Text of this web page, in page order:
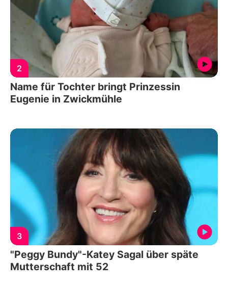
2
Name für Tochter bringt Prinzessin
Eugenie in Zwickmühle
3
"Peggy Bundy"-Katey Sagal über späte
Mutterschaft mit 52